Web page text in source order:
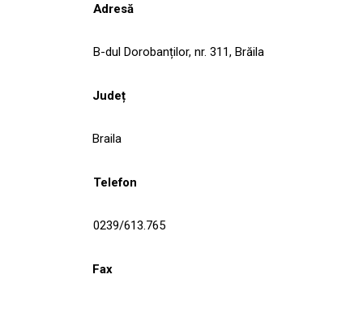
Adresă
B-dul Dorobanților, nr. 311, Brăila
Județ
Braila
Telefon
0239/613.765
Fax